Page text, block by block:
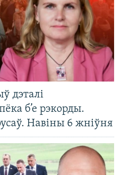
дэталі
б’е рэкорды.
Навіны 6 жніўня